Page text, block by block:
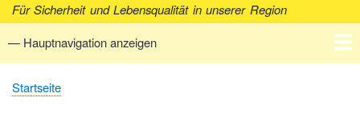
Für Sicherheit und Lebensqualität in unserer Region
Hauptnavigation
— Hauptnavigation anzeigen
Startseite
Verein
Aktuell
Fakten
Archiv
Kontakt
Pfadnavigation
Startseite